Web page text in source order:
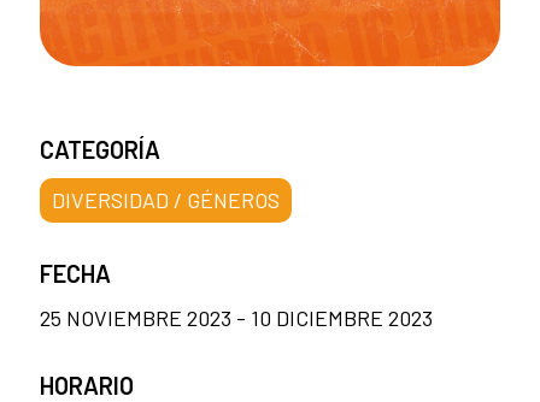
CATEGORÍA
DIVERSIDAD / GÉNEROS
FECHA
25 NOVIEMBRE 2023 - 10 DICIEMBRE 2023
HORARIO